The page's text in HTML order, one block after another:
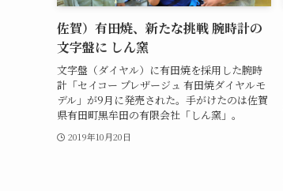
佐賀）有田焼、新たな挑戦 腕時計の
文字盤に しん窯
文字盤（ダイヤル）に有田焼を採用した腕時
計「セイコー プレザージュ 有田焼ダイヤルモ
デル」が9月に発売された。手がけたのは佐賀
県有田町黒牟田の有限会社「しん窯」。
2019年10月20日